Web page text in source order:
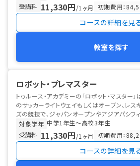
受講料 11,330円/1ヶ月 初期費用：
コースの詳細を見
教室を探す
ロボット・プレマスター
トゥルース・アカデミーの「ロボット・マスター」
のサッカーライトウェイもしくはオープン、レス
ズの競技で、ジャパンオープンやアジアパシフ
対象学年 中学1年生〜高校3年生
受講料 11,330円/1ヶ月 初期費用：
コースの詳細を見